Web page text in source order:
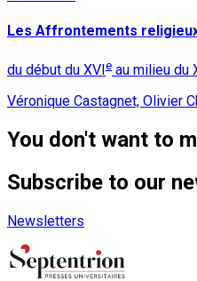
Les Affrontements
du début du XVIe au milieu du
Véronique Castagnet, Olivier
You don't want to
Subscribe to our
Newsletters